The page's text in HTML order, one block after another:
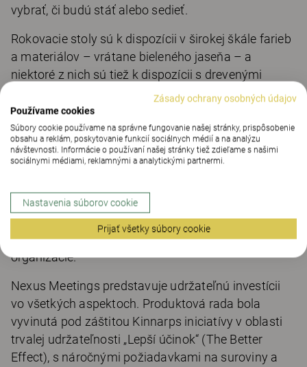
vybrať, či budú stáť alebo sedieť.
Rokovacie stoly sú k dispozícii v širokej škále farieb
a materiálov – vrátane bieleného jaseňa – a
niektoré z nich sú tiež k dispozícii s drevenými
nohami: dub, buk alebo breza.
Keďže čím ďalej, tým viac stretnutí sa koná na
diaľku, je Nexus Meetings vybavený najnovšími
technológiami pre stretnutia.
komunikačnými a sieťovými modulmi, ktoré
umožňujú jednoduchú aktualizáciu súčasne s
technologickým vývojom a zmenou potrieb danej
organizácie.
Nexus Meetings predstavuje udržateľnú investícii
vo všetkých aspektoch. Produktová rada bola
vyvinutá pod záštitou Kinnarps iniciatívy v oblasti
trvalej udržateľnosti „Lepší účinok“ (The Better
Effect), s náročnými požiadavkami na suroviny a
Zásady ochrany osobných údajov
Používame cookies
Súbory cookie používame na správne fungovanie našej stránky, prispôsobenie
obsahu a reklám, poskytovanie funkcií sociálnych médií a na analýzu
návštevnosti. Informácie o používaní našej stránky tiež zdieľame s našimi
sociálnymi médiami, reklamnými a analytickými partnermi.
Nastavenia súborov cookie
Prijať všetky súbory cookie